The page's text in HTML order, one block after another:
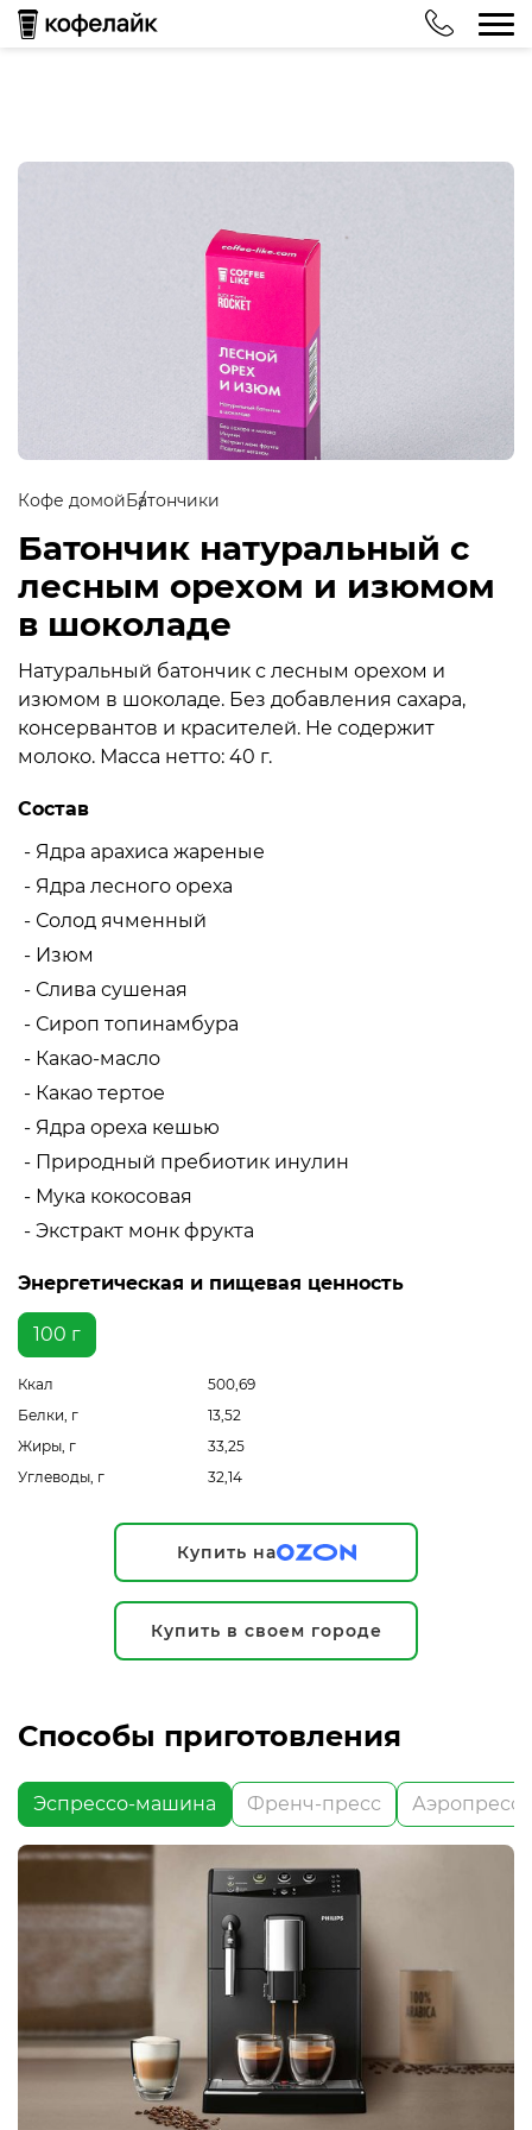
Кофе домойБатончики
Батончик натуральный с
лесным орехом и изюмом
в шоколаде
Натуральный батончик с лесным орехом и
изюмом в шоколаде. Без добавления сахара,
консервантов и красителей. Не содержит
молоко. Масса нетто: 40 г.
Состав
- Ядра арахиса жареные
- Ядра лесного ореха
- Солод ячменный
- Изюм
- Слива сушеная
- Сироп топинамбура
- Какао-масло
- Какао тертое
- Ядра ореха кешью
- Природный пребиотик инулин
- Мука кокосовая
- Экстракт монк фрукта
Энергетическая и пищевая ценность
100 г
Ккал
500,69
Белки, г
13,52
Жиры, г
33,25
Углеводы, г
32,14
Купить на
Купить в своем городе
Способы приготовления
Эспрессо-машина Френч-пресс Аэропресс